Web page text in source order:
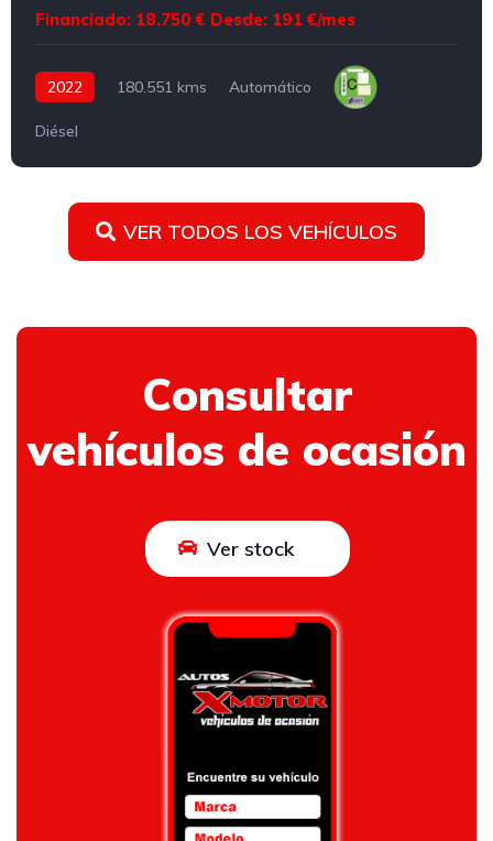
Financiado: 18.750 € Desde: 191 €/mes
2022 180.551 kms Automático
Diésel
VER TODOS LOS VEHÍCULOS
Consultar
vehículos de ocasión
Ver stock